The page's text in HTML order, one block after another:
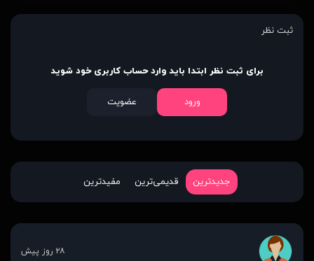
ثبت نظر
برای ثبت نظر ابتدا باید وارد حساب کاربری خود شوید
ورود عضویت
جدیدترین قدیمی‌ترین مفیدترین
۲۸ روز پیش